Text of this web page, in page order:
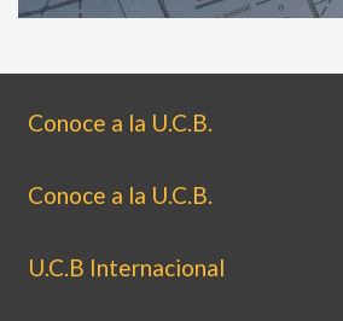
Conoce a la U.C.B.
Conoce a la U.C.B.
U.C.B Internacional